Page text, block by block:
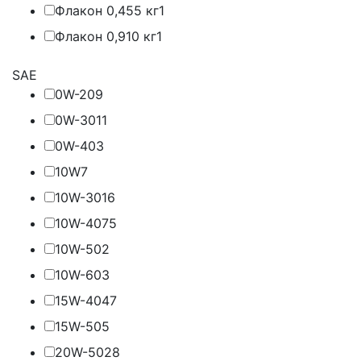
Флакон 0,455 кг1
Флакон 0,910 кг1
SAE
0W-209
0W-3011
0W-403
10W7
10W-3016
10W-4075
10W-502
10W-603
15W-4047
15W-505
20W-5028